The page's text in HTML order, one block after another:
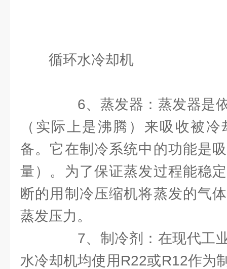
循环水冷却机
6、蒸发器：蒸发器是依
（实际上是沸腾）来吸收被
备。它在制冷系统中的功能是
量）。为了保证蒸发过程能稳
断的用制冷压缩机将蒸发的气
蒸发压力。
7、制冷剂：在现代工业
水冷却机均使用R22或R12作为